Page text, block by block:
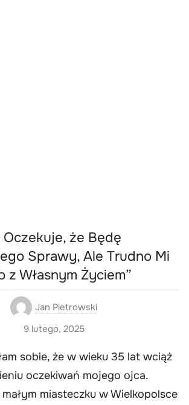
że Będę
Sprawy, Ale Trudno Mi
z Własnym Życiem”
Jan Pietrowski
9 lutego, 2025
sobie, że w wieku 35 lat wciąż
oczekiwań mojego ojca.
miasteczku w Wielkopolsce